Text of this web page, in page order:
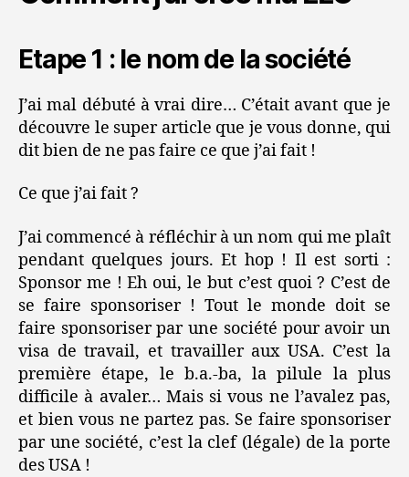
Etape 1 : le nom de la société
J’ai mal débuté à vrai dire… C’était avant que je
découvre le super article que je vous donne, qui
dit bien de ne pas faire ce que j’ai fait !
Ce que j’ai fait ?
J’ai commencé à réfléchir à un nom qui me plaît
pendant quelques jours. Et hop ! Il est sorti :
Sponsor me ! Eh oui, le but c’est quoi ? C’est de
se faire sponsoriser ! Tout le monde doit se
faire sponsoriser par une société pour avoir un
visa de travail, et travailler aux USA. C’est la
première étape, le b.a.-ba, la pilule la plus
difficile à avaler… Mais si vous ne l’avalez pas,
et bien vous ne partez pas. Se faire sponsoriser
par une société, c’est la clef (légale) de la porte
des USA !